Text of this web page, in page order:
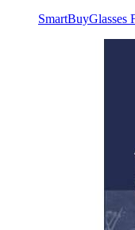
SmartBuyGlasses